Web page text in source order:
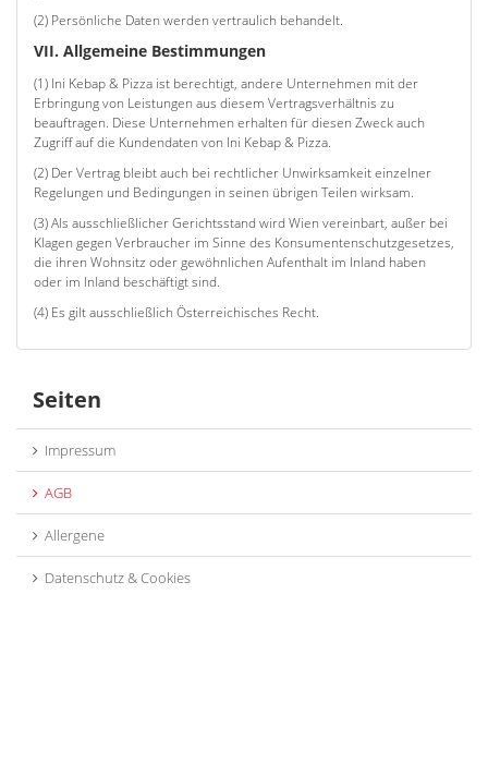
(2) Persönliche Daten werden vertraulich behandelt.
VII. Allgemeine Bestimmungen
(1) Ini Kebap & Pizza ist berechtigt, andere Unternehmen mit der
Erbringung von Leistungen aus diesem Vertragsverhältnis zu
beauftragen. Diese Unternehmen erhalten für diesen Zweck auch
Zugriff auf die Kundendaten von Ini Kebap & Pizza.
(2) Der Vertrag bleibt auch bei rechtlicher Unwirksamkeit einzelner
Regelungen und Bedingungen in seinen übrigen Teilen wirksam.
(3) Als ausschließlicher Gerichtsstand wird Wien vereinbart, außer bei
Klagen gegen Verbraucher im Sinne des Konsumentenschutzgesetzes,
die ihren Wohnsitz oder gewöhnlichen Aufenthalt im Inland haben
oder im Inland beschäftigt sind.
(4) Es gilt ausschließlich Österreichisches Recht.
Seiten
Impressum
AGB
Allergene
Datenschutz & Cookies